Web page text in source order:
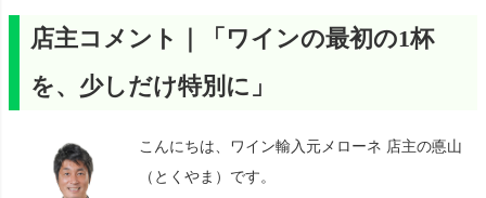
店主コメント｜「ワインの最初の1杯
を、少しだけ特別に」
こんにちは、ワイン輸入元メローネ 店主の悳山
（とくやま）です。